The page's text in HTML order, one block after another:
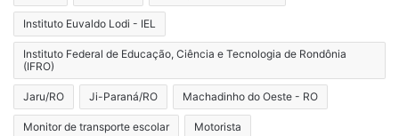
Instituto Euvaldo Lodi - IEL
Instituto Federal de Educação, Ciência e Tecnologia de Rondônia
(IFRO)
Jaru/RO Ji-Paraná/RO Machadinho do Oeste - RO
Monitor de transporte escolar Motorista